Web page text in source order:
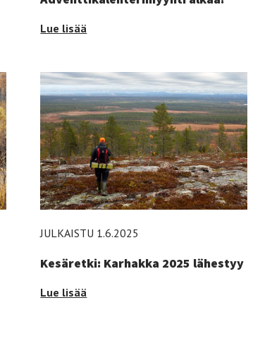
Adventtikalenterimyynti
Lue lisää
JULKAISTU 1.6.2025
Kesäretki: Karhakka 2025 lähestyy
Kesäretki:
Lue lisää